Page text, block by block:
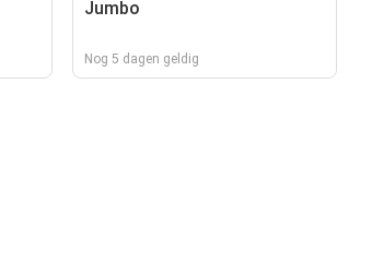
Jumbo
Nog 5 dagen geldig